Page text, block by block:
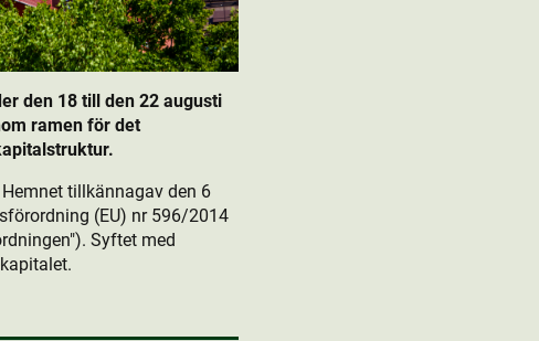
den 18 till den 22 augusti
ramen för det
tillkännagav den 6
(EU) nr 596/2014
Syftet med